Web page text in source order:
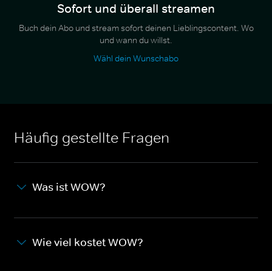
Sofort und überall streamen
Buch dein Abo und stream sofort deinen Lieblingscontent. Wo
und wann du willst.
Wähl dein Wunschabo
Häufig gestellte Fragen
Was ist WOW?
Wie viel kostet WOW?